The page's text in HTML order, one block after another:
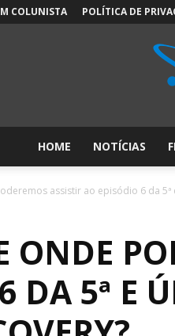
COLUNISTA POLÍTICA DE
HOME NOTÍCIAS
assistir ao episódio 6 da 5ª
ONDE
DA 5ª E